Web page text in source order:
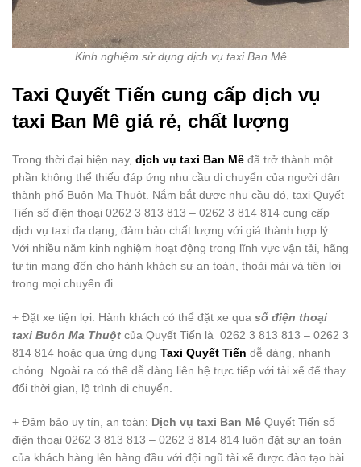
Kinh nghiệm sử dụng dịch vụ taxi Ban Mê
Taxi Quyết Tiến cung cấp dịch vụ
taxi Ban Mê giá rẻ, chất lượng
Trong thời đại hiện nay, dịch vụ taxi Ban Mê đã trở thành một
phần không thể thiếu đáp ứng nhu cầu di chuyển của người dân
thành phố Buôn Ma Thuột. Nắm bắt được nhu cầu đó, taxi Quyết
Tiến số điện thoại 0262 3 813 813 – 0262 3 814 814 cung cấp
dịch vụ taxi đa dạng, đảm bảo chất lượng với giá thành hợp lý.
Với nhiều năm kinh nghiệm hoạt động trong lĩnh vực vận tải, hãng
tự tin mang đến cho hành khách sự an toàn, thoải mái và tiện lợi
trong mọi chuyến đi.
+ Đặt xe tiện lợi: Hành khách có thể đặt xe qua số điện thoại
taxi Buôn Ma Thuột của Quyết Tiến là 0262 3 813 813 – 0262 3
814 814 hoặc qua ứng dụng Taxi Quyết Tiến dễ dàng, nhanh
chóng. Ngoài ra có thể dễ dàng liên hệ trực tiếp với tài xế để thay
đổi thời gian, lộ trình di chuyển.
+ Đảm bảo uy tín, an toàn: Dịch vụ taxi Ban Mê Quyết Tiến số
điện thoại 0262 3 813 813 – 0262 3 814 814 luôn đặt sự an toàn
của khách hàng lên hàng đầu với đội ngũ tài xế được đào tạo bài